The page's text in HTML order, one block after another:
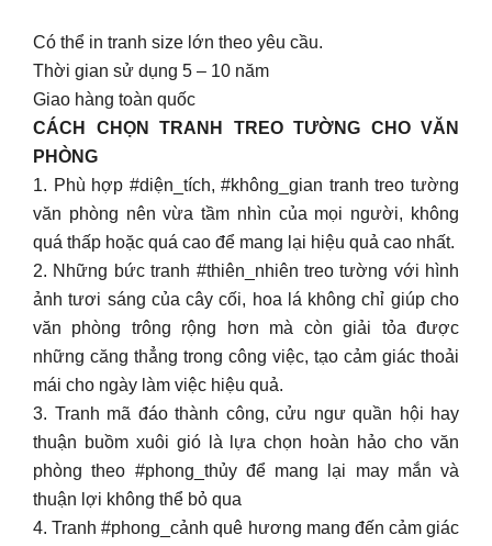
Có thể in tranh size lớn theo yêu cầu.
Thời gian sử dụng 5 – 10 năm
Giao hàng toàn quốc
CÁCH CHỌN TRANH TREO TƯỜNG CHO VĂN
PHÒNG
1. Phù hợp #diện_tích, #không_gian tranh treo tường
văn phòng nên vừa tầm nhìn của mọi người, không
quá thấp hoặc quá cao để mang lại hiệu quả cao nhất.
2. Những bức tranh #thiên_nhiên treo tường với hình
ảnh tươi sáng của cây cối, hoa lá không chỉ giúp cho
văn phòng trông rộng hơn mà còn giải tỏa được
những căng thẳng trong công việc, tạo cảm giác thoải
mái cho ngày làm việc hiệu quả.
3. Tranh mã đáo thành công, cửu ngư quần hội hay
thuận buồm xuôi gió là lựa chọn hoàn hảo cho văn
phòng theo #phong_thủy để mang lại may mắn và
thuận lợi không thể bỏ qua
4. Tranh #phong_cảnh quê hương mang đến cảm giác